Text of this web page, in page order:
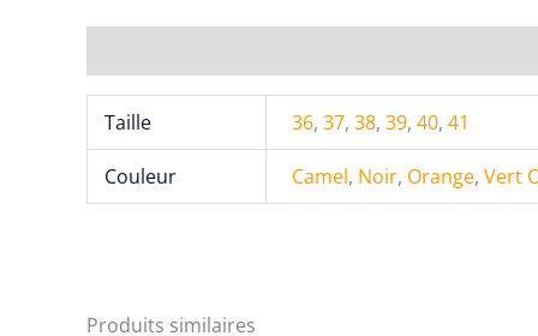
Taille 36,37,38,39,40,41
Couleur Camel, Noir, Orange,Vert
Produits similaires